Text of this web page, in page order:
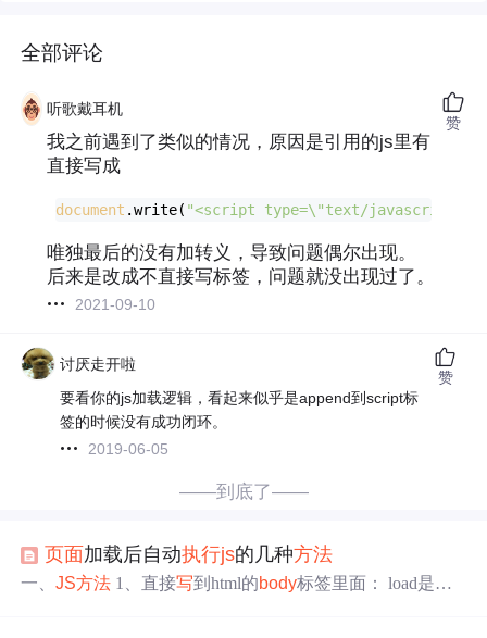
全部评论
听歌戴耳机
我之前遇到了类似的情况，原因是引用的js里有
直接写成
document .write( "<script type=\ "text/javascript
唯独最后的没有加转义，导致问题偶尔出现。
后来是改成不直接写标签，问题就没出现过了。
2021-09-10
赞
讨厌走开啦
要看你的js加载逻辑，看起来似乎是append到script标
签的时候没有成功闭环。
2019-06-05
赞
——到底了——
页面加载后自动执行js的几种方法
一、JS方法 1、直接写到html的body标签里面： load是自